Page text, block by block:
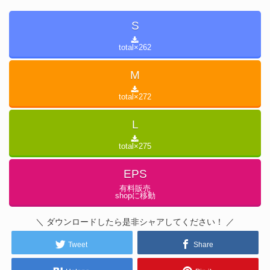
S
total×262
M
total×272
L
total×275
EPS
有料販売
shopに移動
＼ ダウンロードしたら是非シャアしてください！ ／
Tweet Share